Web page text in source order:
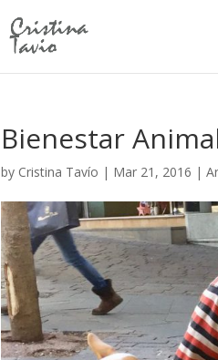
Bienestar
by Cristina Tavío | Mar 21, 2016 |